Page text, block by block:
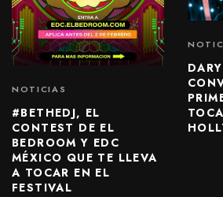
NOTICIAS
#BETHEDJ, EL
CONTEST DE EL
BEDROOM Y EDC
MÉXICO QUE TE LLEVA
A TOCAR EN EL
FESTIVAL